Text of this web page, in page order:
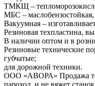
ТМКЩ –
МБС –
Вакуумная –
Резиновая техпластина,
В наличии оптом и в
Резиновые технические
губчатые;
для дорожной техники.
ООО «АВОРА» Продажа